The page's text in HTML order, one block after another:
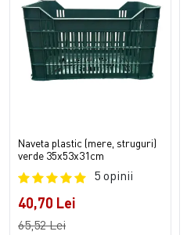
Naveta plastic (mere, struguri)
verde 35x53x31cm
5 opinii
40,70 Lei
65,52 Lei